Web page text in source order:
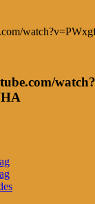
watch?